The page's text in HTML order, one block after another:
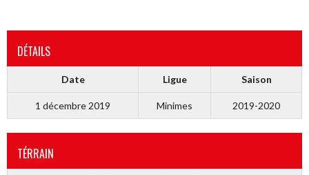
DÉTAILS
Date Ligue Saison
1 décembre 2019 Minimes 2019-2020
TÉRRAIN